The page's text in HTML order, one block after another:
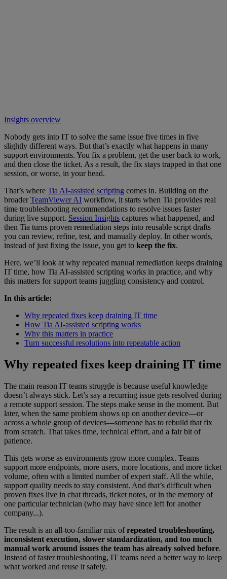
Insights overview
Nobody gets into IT to solve the same issue five times in five
slightly different ways. But that’s exactly what happens in many
support environments. You fix a problem, get the user back to work,
and then close the ticket. As a result, the fix stays trapped in that one
session, or worse, in your head.
That’s where Tia AI-assisted scripting comes in. Building on the
broaderTeamViewer AI workflow, it starts when Tia provides real
time troubleshooting recommendations to resolve issues faster
during live support. Session Insights captures what happened, and
then Tia turns proven remediation steps into reusable script drafts
you can review, refine, test, and manually deploy. In other words,
instead of just fixing the issue, you get to keep the fix.
Here, we’ll look at why repeated manual remediation keeps draining
IT time, how Tia AI-assisted scripting works in practice, and why
this matters for support teams juggling consistency and control.
In this article:
Why repeated fixes keep draining IT time
How Tia AI-assisted scripting works
Why this matters in practice
Turn successful resolutions into repeatable action
Why repeated fixes keep draining IT time
The main reason IT teams struggle is because useful knowledge
doesn’t always stick. Let’s say a recurring issue gets resolved during
a remote support session. The steps make sense in the moment. But
later, when the same problem shows up on another device—or
across a whole group of devices—someone has to rebuild that fix
from scratch. That takes time, technical effort, and a fair bit of
patience.
This gets worse as environments grow more complex. Teams
support more endpoints, more users, more locations, and more ticket
volume, often with a limited number of expert staff. All the while,
support quality needs to stay consistent. And that’s difficult when
proven fixes live in chat threads, ticket notes, or in the memory of
one particular technician (who may have since left for another
company...).
The result is an all-too-familiar mix ofrepeated troubleshooting,
inconsistent execution, slower standardization, and too much
manual work around issues the team has already solved before.
Instead of faster troubleshooting, IT teams need a better way to keep
what worked and reuse it safely.